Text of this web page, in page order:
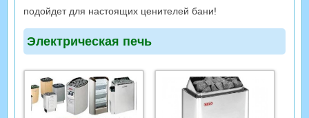
подойдет для настоящих ценителей бани!
Электрическая печь